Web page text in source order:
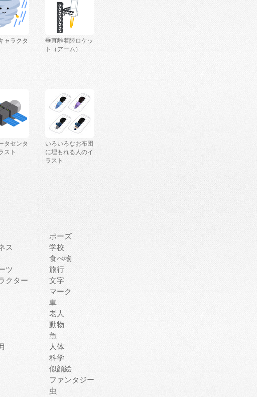
ャラクタ
垂直離着陸ロケッ
ト（アーム）
タセンタ
スト
いろいろなお布団
に埋もれる人のイ
ラスト
ポーズ
ス
学校
食べ物
ツ
旅行
クター
文字
マーク
車
老人
動物
魚
人体
科学
似顔絵
ファンタジー
虫